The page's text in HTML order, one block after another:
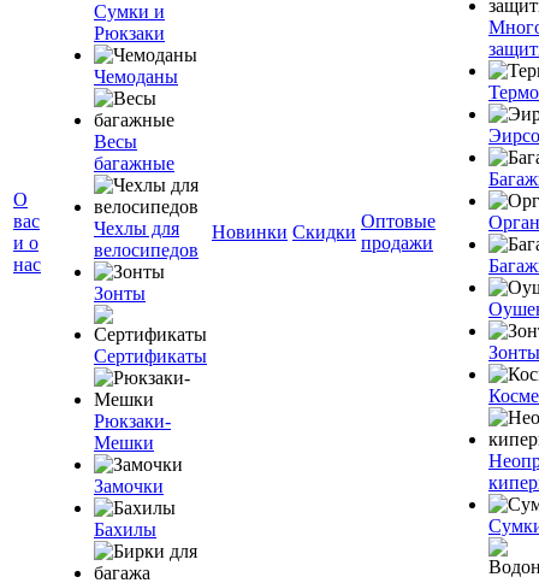
О
вас
и о
нас
Сумки и
Рюкзаки
Чемоданы
Весы
багажные
Чехлы для
велосипедов
Зонты
Сертификаты
Рюкзаки-
Мешки
Замочки
Бахилы
Новинки Скидки
Оптовые
продажи
Зонты